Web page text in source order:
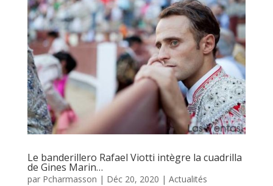
Le banderillero Rafael Viotti intègre la cuadrilla
de Gines Marin…
par Pcharmasson | Déc 20, 2020 | Actualités